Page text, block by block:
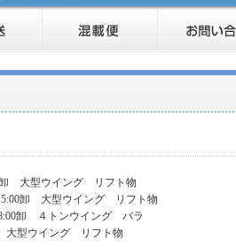
大型ウイング リフト物
卸 大型ウイング リフト物
卸 ４トンウイング バラ
型ウイング リフト物